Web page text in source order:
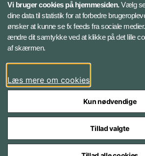
Instagram
Bluesky
LinkedIn
Styrelser og myndigheder under
Vi bruger cookies på hjemmesiden.Vælg
dine data til statistik for at forbedre
ønsker at kunne se fx feeds fra sociale
ændre dit samtykke ved at klikke på det lille
af skærmen.
Læs mere om cookies
Kun nødvendige
Tillad valgte